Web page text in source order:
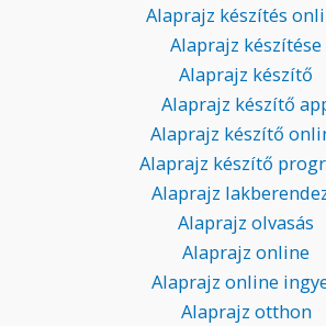
Alaprajz készítés
Alaprajz készítése
Alaprajz készítő
Alaprajz készítő
Alaprajz készítő
Alaprajz készítő
Alaprajz
Alaprajz olvasás
Alaprajz online
Alaprajz online
Alaprajz otthon